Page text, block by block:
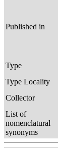
Published in
Type
Type Locality
Collector
List of
nomenclatural
synonyms